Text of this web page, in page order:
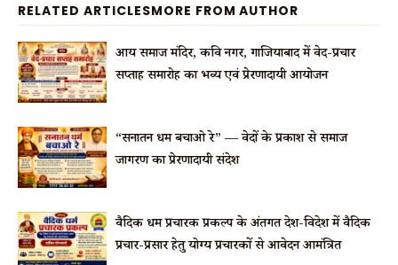
RELATED ARTICLESMORE FROM AUTHOR
आर्य समाज मंदिर, कवि नगर, गाजियाबाद में वेद-प्रचार
सप्ताह समारोह का भव्य एवं प्रेरणादायी आयोजन
“सनातन धर्म बचाओ रे” — वेदों के प्रकाश से समाज
जागरण का प्रेरणादायी संदेश
वैदिक धर्म प्रचारक प्रकल्प के अंतर्गत देश-विदेश में वैदिक
प्रचार-प्रसार हेतु योग्य प्रचारकों से आवेदन आमंत्रित